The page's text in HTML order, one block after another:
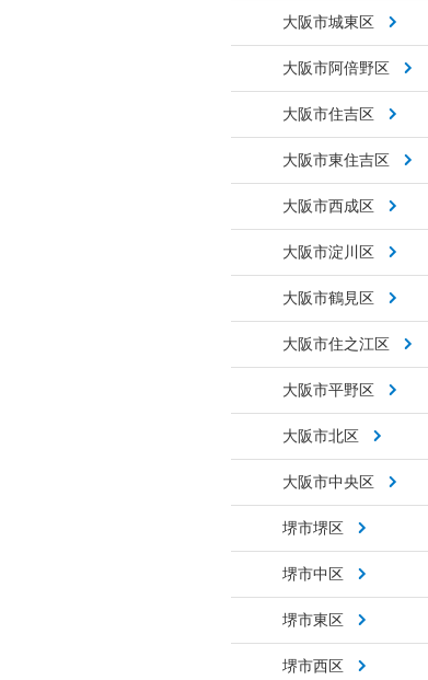
大阪市城東区
大阪市阿倍野区
大阪市住吉区
大阪市東住吉区
大阪市西成区
大阪市淀川区
大阪市鶴見区
大阪市住之江区
大阪市平野区
大阪市北区
大阪市中央区
堺市堺区
堺市中区
堺市東区
堺市西区